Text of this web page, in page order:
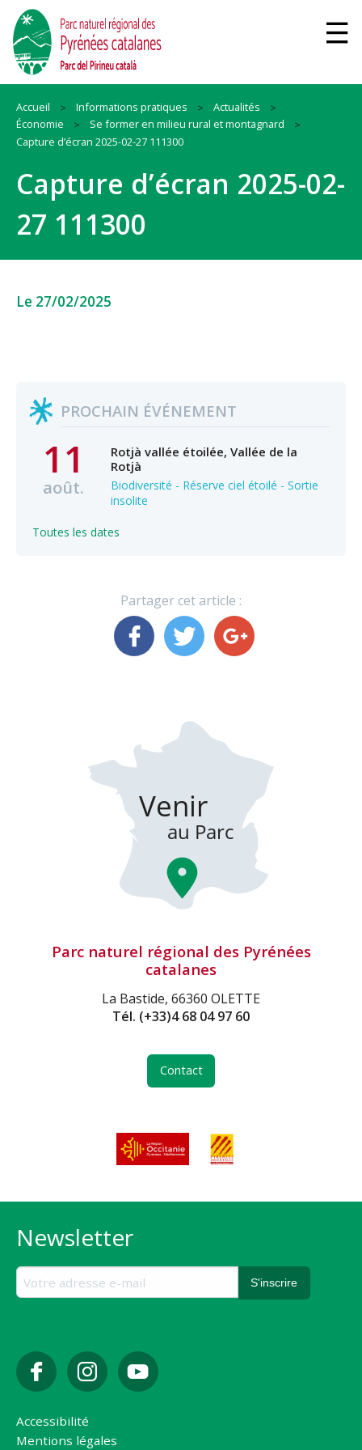
Accueil Informations pratiques
Actualités
Économie
Se former en milieu rural et montagnard
Capture d’écran 2025-02-27 111300
Capture d’écran 2025-02-
27 111300
Le 27/02/2025
PROCHAIN ÉVÉNEMENT
11
août.
Rotjà vallée étoilée, Vallée de la
Rotjà
Biodiversité - Réserve ciel étoilé - Sortie
insolite
Toutes les dates
Partager cet article :
Parc naturel régional des Pyrénées
catalanes
La Bastide, 66360 OLETTE
Tél. (+33)4 68 04 97 60
Contact
Newsletter
Accessibilité
Mentions légales